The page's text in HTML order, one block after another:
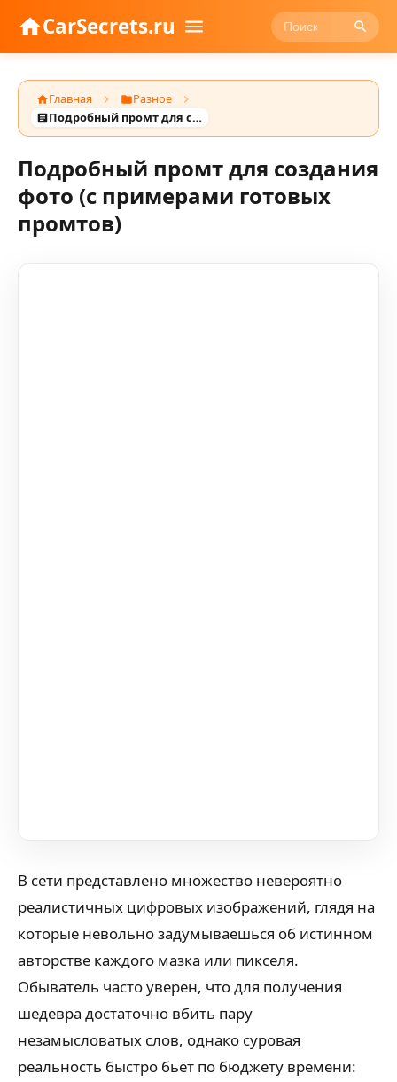
CarSecrets.ru
Главная
Разное
Подробный промт для создания фото (с примерами готовых промтов)
Подробный промт для создания
фото (с примерами готовых
промтов)
В сети представлено множество невероятно
реалистичных цифровых изображений, глядя на
которые невольно задумываешься об истинном
авторстве каждого мазка или пикселя.
Обыватель часто уверен, что для получения
шедевра достаточно вбить пару
незамысловатых слов, однако суровая
реальность быстро бьёт по бюджету времени: